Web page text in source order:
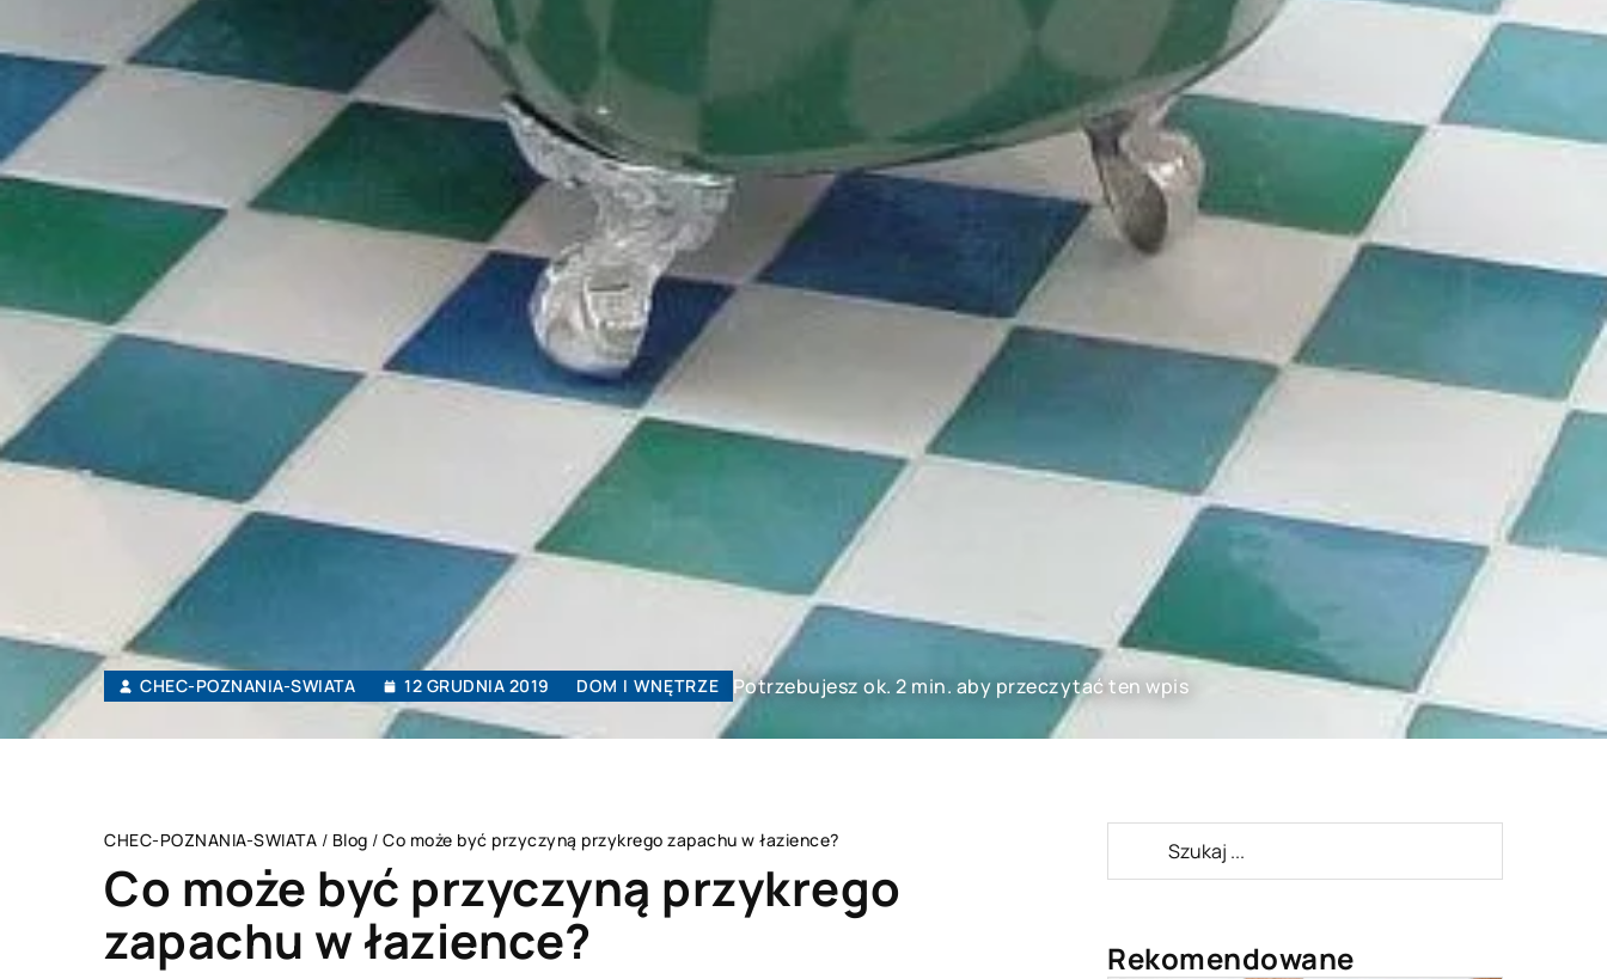
CHEC-POZNANIA-SWIATA 12 GRUDNIA 2019 DOM I WNĘTRZE Potrzebujesz ok. 2 min. aby przeczytać ten wpis
CHEC-POZNANIA-SWIATA / Blog / Co może być przyczyną przykrego zapachu w łazience?
Co może być przyczyną przykrego
zapachu w łazience?
Rekomendowane